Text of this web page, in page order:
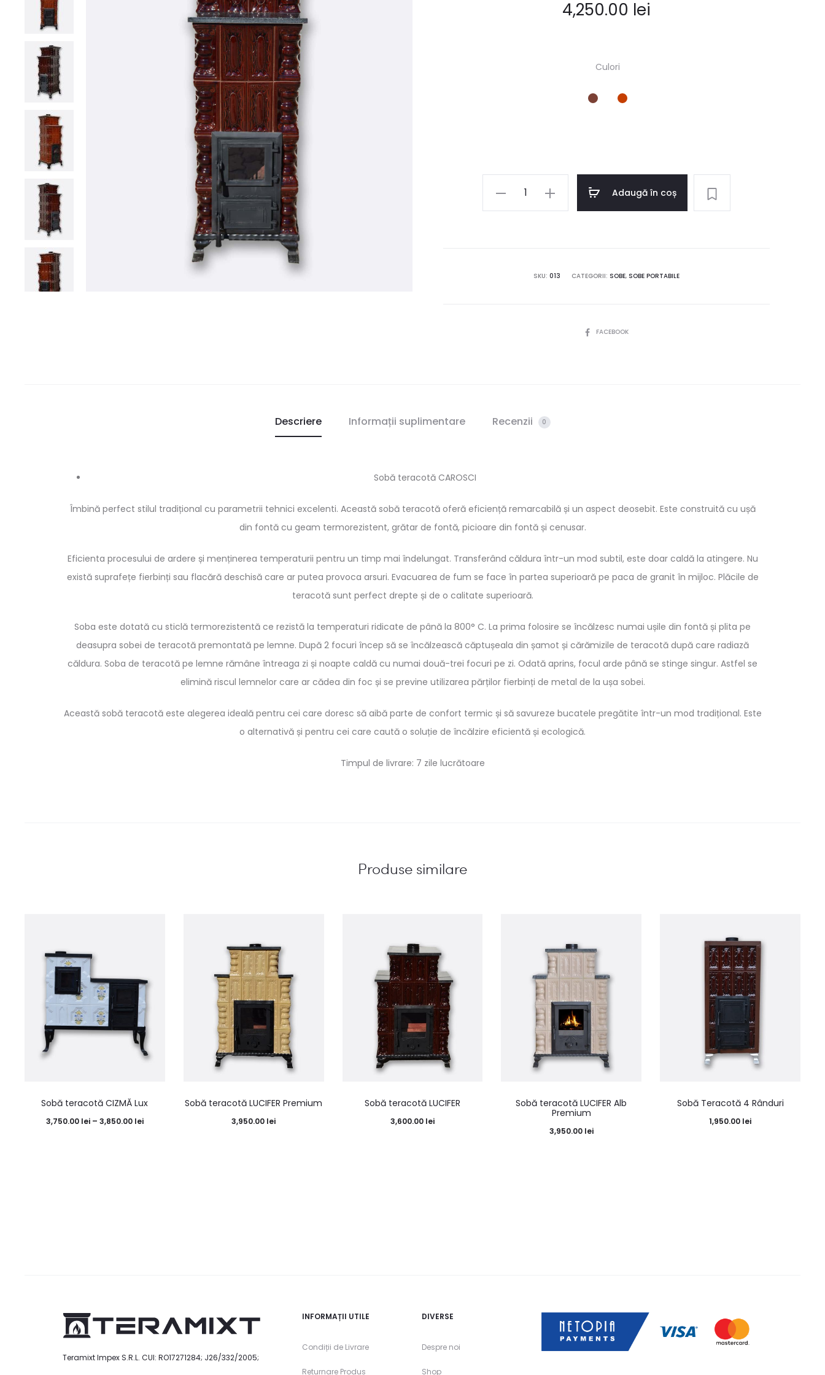
4,250.00 lei
Culori
Cantitate
Adaugă în coș
SKU: 013 CATEGORII: SOBE, SOBE PORTABILE
SHAREFACEBOOK
Descriere Informații suplimentare Recenzii 0
Sobă teracotă CAROSCI
Îmbină perfect stilul tradițional cu parametrii tehnici excelenti. Această sobă teracotă oferă eficiență remarcabilă și un aspect deosebit. Este construită cu ușă
din fontă cu geam termorezistent, grătar de fontă, picioare din fontă și cenusar.
Eficienta procesului de ardere și menținerea temperaturii pentru un timp mai îndelungat. Transferând căldura într-un mod subtil, este doar caldă la atingere. Nu
există suprafețe fierbinți sau flacără deschisă care ar putea provoca arsuri. Evacuarea de fum se face în partea superioară pe paca de granit în mijloc. Plăcile de
teracotă sunt perfect drepte și de o calitate superioară.
Soba este dotată cu sticlă termorezistentă ce rezistă la temperaturi ridicate de până la 800° C. La prima folosire se încălzesc numai ușile din fontă și plita pe
deasupra sobei de teracotă premontată pe lemne. După 2 focuri încep să se încălzească căptușeala din șamot și cărămizile de teracotă după care radiază
căldura. Soba de teracotă pe lemne rămâne întreaga zi și noapte caldă cu numai două-trei focuri pe zi. Odată aprins, focul arde până se stinge singur. Astfel se
elimină riscul lemnelor care ar cădea din foc și se previne utilizarea părților fierbinți de metal de la ușa sobei.
Această sobă teracotă este alegerea ideală pentru cei care doresc să aibă parte de confort termic și să savureze bucatele pregătite într-un mod tradițional. Este
o alternativă și pentru cei care caută o soluție de încălzire eficientă și ecologică.
Timpul de livrare: 7 zile lucrătoare
Produse similare
Sobă teracotă CIZMĂ Lux
3,750.00 lei– 3,850.00 lei
Sobă teracotă LUCIFER Premium
3,950.00 lei
Sobă teracotă LUCIFER
3,600.00 lei
Sobă teracotă LUCIFER Alb
Premium
3,950.00 lei
Sobă Teracotă 4 Rânduri
1,950.00 lei
Teramixt Impex S.R.L. CUI: RO17271284; J26/332/2005;
INFORMAȚII UTILE
Condiții de Livrare
Returnare Produs
DIVERSE
Despre noi
Shop